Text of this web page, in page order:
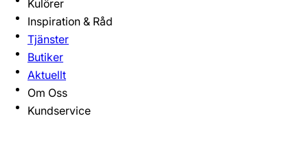
Kulörer
Inspiration & Råd
Tjänster
Butiker
Aktuellt
Om Oss
Kundservice